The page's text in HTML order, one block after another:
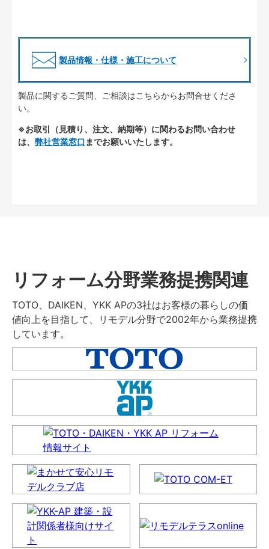
製品情報・仕様・施工について
製品に関するご質問、ご相談はこちらからお問合せくださ
い。
※お取引（見積り、注文、納期等）に関わるお問い合わせ
は、 弊社営業窓口 までお願いいたします。
リフォーム分野業務提携関連
TOTO、DAIKEN、YKK APの3社はお客様の暮らしの価
値向上を目指して、リモデル分野で2002年から業務提携
しています。